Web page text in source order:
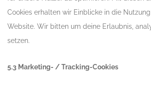
Cookies erhalten wir Einblicke in die
Website. Wir bitten um deine Erlaubnis,
setzen.
5.3 Marketing- / Tracking-Cookies